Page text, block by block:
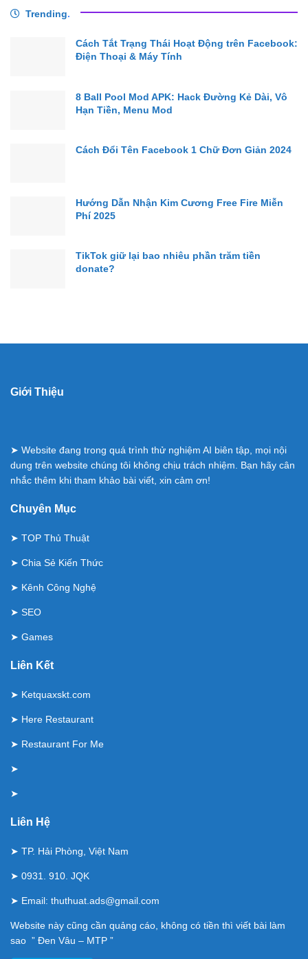
Trending.
Cách Tắt Trạng Thái Hoạt Động trên Facebook:
Điện Thoại & Máy Tính
8 Ball Pool Mod APK: Hack Đường Kẻ Dài, Vô
Hạn Tiền, Menu Mod
Cách Đổi Tên Facebook 1 Chữ Đơn Giản 2024
Hướng Dẫn Nhận Kim Cương Free Fire Miễn
Phí 2025
TikTok giữ lại bao nhiêu phần trăm tiền
donate?
Giới Thiệu
➤ Website đang trong quá trình thử nghiệm AI biên tập, mọi nội
dung trên website chúng tôi không chịu trách nhiệm. Bạn hãy cân
nhắc thêm khi tham khảo bài viết, xin cảm ơn!
Chuyên Mục
➤ TOP Thủ Thuật
➤ Chia Sẻ Kiến Thức
➤ Kênh Công Nghệ
➤ SEO
➤ Games
Liên Kết
➤ Ketquaxskt.com
➤ Here Restaurant
➤ Restaurant For Me
➤
➤
Liên Hệ
➤ TP. Hải Phòng, Việt Nam
➤ 0931. 910. JQK
➤ Email: thuthuat.ads@gmail.com
Website này cũng cần quảng cáo, không có tiền thì viết bài làm
sao ” Đen Vâu – MTP ”